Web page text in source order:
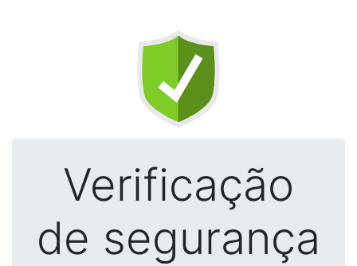
Verificação
de segurança